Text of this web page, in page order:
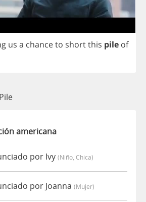
us a chanceto shortthis pile of
americana
por Ivy (niño, Chica)
por Joanna (mujer)